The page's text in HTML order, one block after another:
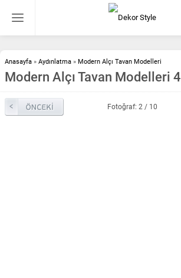
Anasayfa » Aydınlatma » Modern Alçı Tavan Modelleri
Modern Alçı Tavan Modelleri 4
Fotoğraf: 2 / 10